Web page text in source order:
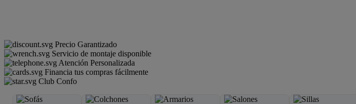
Precio Garantizado
Servicio de montaje disponible
Atención Personalizada
Financia tus compras fácilmente
Club Confo